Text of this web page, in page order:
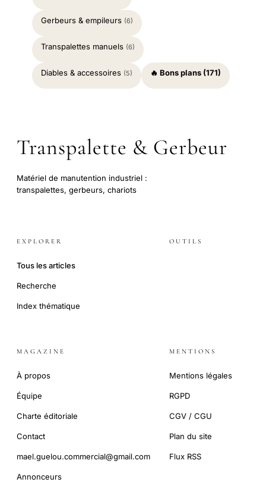
Gerbeurs & empileurs (6)
Transpalettes manuels (6)
Diables & accessoires (5) 🔥 Bons plans (171)
Transpalette & Gerbeur
Matériel de manutention industriel :
transpalettes, gerbeurs, chariots
EXPLORER
Tous les articles
Recherche
Index thématique
OUTILS
MAGAZINE
À propos
Équipe
Charte éditoriale
Contact
mael.guelou.commercial@gmail.com
Annonceurs
MENTIONS
Mentions légales
RGPD
CGV / CGU
Plan du site
Flux RSS